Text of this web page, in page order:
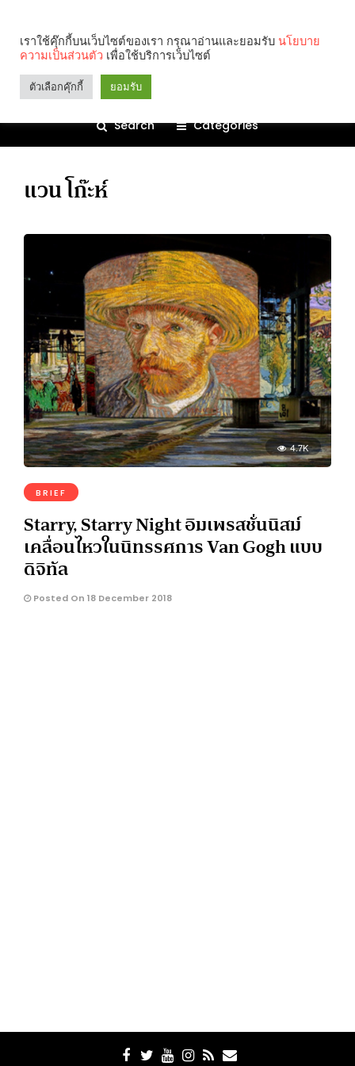
Search Categories
แวน โก๊ะห์
4.7K
BRIEF
Starry, Starry Night อิมเพรสชั่นนิสม์
เคลื่อนไหวในนิทรรศการ Van Gogh แบบ
ดิจิทัล
Posted On 18 December 2018
เราใช้คุ๊กกี้บนเว็บไซต์ของเรา กรุณาอ่านและยอมรับ นโยบาย
ความเป็นส่วนตัว เพื่อใช้บริการเว็บไซต์
ตัวเลือกคุ๊กกี้ ยอมรับ